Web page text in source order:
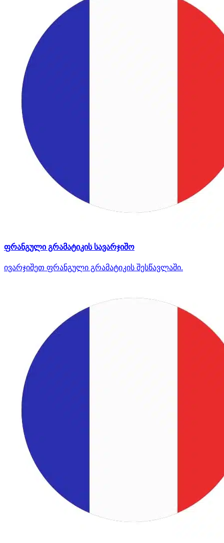
ფრანგული გრამატიკის სავარჯიშო
ივარჯიშეთ ფრანგული გრამატიკის შესწავლაში.